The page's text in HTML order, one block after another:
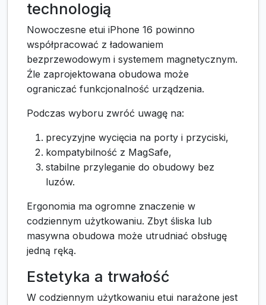
technologią
Nowoczesne etui iPhone 16 powinno
współpracować z ładowaniem
bezprzewodowym i systemem magnetycznym.
Źle zaprojektowana obudowa może
ograniczać funkcjonalność urządzenia.
Podczas wyboru zwróć uwagę na:
precyzyjne wycięcia na porty i przyciski,
kompatybilność z MagSafe,
stabilne przyleganie do obudowy bez
luzów.
Ergonomia ma ogromne znaczenie w
codziennym użytkowaniu. Zbyt śliska lub
masywna obudowa może utrudniać obsługę
jedną ręką.
Estetyka a trwałość
W codziennym użytkowaniu etui narażone jest